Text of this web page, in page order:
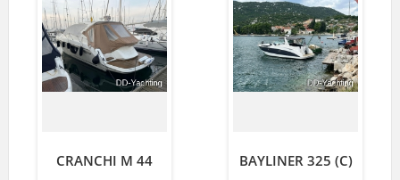
CRANCHI M 44 BAYLINER 325 (C)